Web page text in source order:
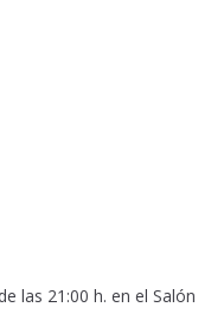
las 21:00 h. en el Salón